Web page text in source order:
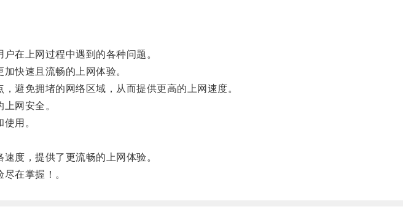
在上网过程中遇到的各种问题。
快速且流畅的上网体验。
免拥堵的网络区域，从而提供更高的上网速度。
网安全。
用。
度，提供了更流畅的上网体验。
在掌握！。